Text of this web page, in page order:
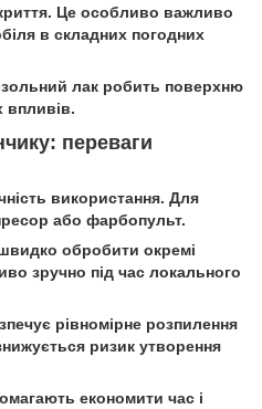
Це особливо важливо
в складних погодних
лак робить поверхню
впливів.
переваги
використання. Для
або фарбопульт.
обробити окремі
зручно під час локального
рівномірне розпилення
ризик утворення
економити час і